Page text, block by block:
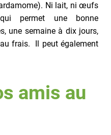
Ni lait, ni œufs
permet une bonne
une semaine à dix jours,
frais. Il peut également
amis au